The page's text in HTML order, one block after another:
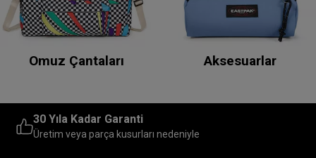
Omuz Çantaları Aksesuarlar
30 Yıla Kadar Garanti
Üretim veya parça kusurları nedeniyle